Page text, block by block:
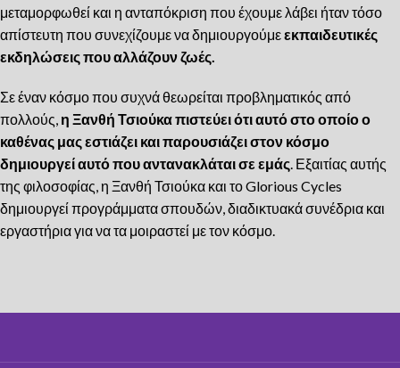
μεταμορφωθεί και η ανταπόκριση που έχουμε λάβει ήταν τόσο
απίστευτη που συνεχίζουμε να δημιουργούμεεκπαιδευτικές
εκδηλώσεις που αλλάζουν ζωές.
Σε έναν κόσμο που συχνά θεωρείται προβληματικός από
πολλούς, η Ξανθή Τσιούκα πιστεύει ότι αυτό στο οποίο ο
καθένας μας εστιάζει και παρουσιάζει στον κόσμο
δημιουργεί αυτό που αντανακλάται σε εμάς. Εξαιτίας αυτής
της φιλοσοφίας, η Ξανθή Τσιούκα και το Glorious Cycles
δημιουργεί προγράμματα σπουδών, διαδικτυακά συνέδρια και
εργαστήρια για να τα μοιραστεί με τον κόσμο.